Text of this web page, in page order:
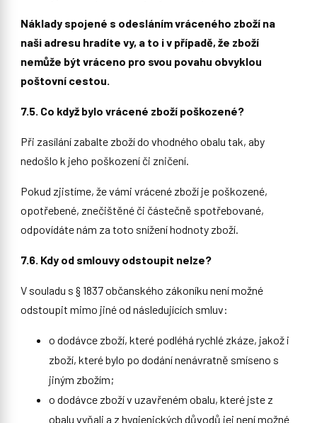
Náklady spojené s odesláním vráceného zboží na
naši adresu hradíte vy, a to i v případě, že zboží
nemůže být vráceno pro svou povahu obvyklou
poštovní cestou.
7.5. Co když bylo vrácené zboží poškozené?
Při zasílání zabalte zboží do vhodného obalu tak, aby
nedošlo k jeho poškození či zničení.
Pokud zjistíme, že vámi vrácené zboží je poškozené,
opotřebené, znečištěné či částečně spotřebované,
odpovídáte nám za toto snížení hodnoty zboží.
7.6. Kdy od smlouvy odstoupit nelze?
V souladu s § 1837 občanského zákoníku není možné
odstoupit mimo jiné od následujících smluv:
o dodávce zboží, které podléhá rychlé zkáze, jakož i
zboží, které bylo po dodání nenávratně smíseno s
jiným zbožím;
o dodávce zboží v uzavřeném obalu, které jste z
obalu vyňali a z hygienických důvodů jej není možné